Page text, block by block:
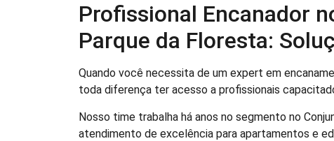
Profissional Encanador
Parque da Floresta:
Quando você necessita de um expert em
toda diferença ter acesso a profissionais
Nosso time trabalha há anos no segmento no
atendimento de excelência para apartamentos e